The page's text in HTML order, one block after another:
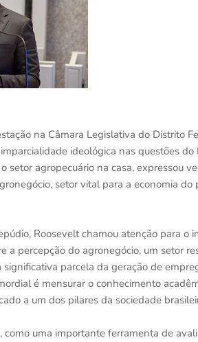
na Câmara Legislativa do Distrito
ideológica nas questões
setor agropecuário na casa, expressou
setor vital para a economia
Roosevelt chamou atenção para
a percepção do agronegócio, um setor
parcela da geração de
é mensurar o conhecimento
a um dos pilares da sociedade
uma importante ferramenta de